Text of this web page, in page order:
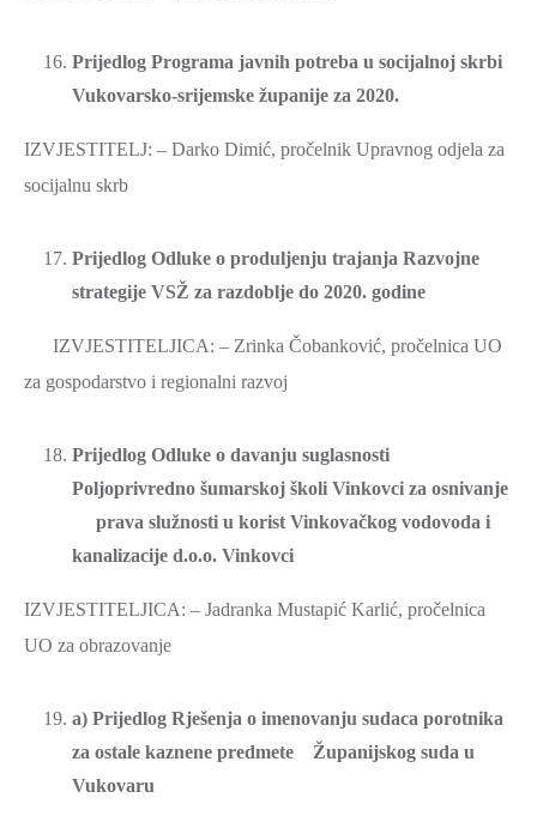
Prijedlog Programa javnih potreba u socijalnoj skrbi
Vukovarsko-srijemske županije za 2020.
IZVJESTITELJ: – Darko Dimić, pročelnik Upravnog odjela za
socijalnu skrb
Prijedlog Odluke o produljenju trajanja Razvojne
strategije VSŽ za razdoblje do 2020. godine
IZVJESTITELJICA: – Zrinka Čobanković, pročelnica UO
za gospodarstvo i regionalni razvoj
Prijedlog Odluke o davanju suglasnosti
Poljoprivredno šumarskoj školi Vinkovci za osnivanje
prava služnosti u korist Vinkovačkog vodovoda i
kanalizacije d.o.o. Vinkovci
IZVJESTITELJICA: – Jadranka Mustapić Karlić, pročelnica
UO za obrazovanje
a) Prijedlog Rješenja o imenovanju sudaca porotnika
za ostale kaznene predmete Županijskog suda u
Vukovaru